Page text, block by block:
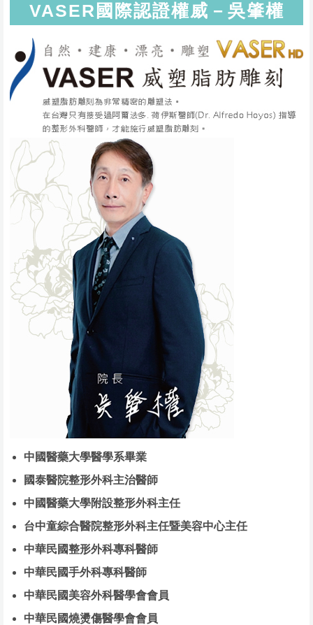
VASER國際認證權威－吳肇權
中國醫藥大學醫學系畢業
國泰醫院整形外科主治醫師
中國醫藥大學附設整形外科主任
台中童綜合醫院整形外科主任暨美容中心主任
中華民國整形外科專科醫師
中華民國手外科專科醫師
中華民國美容外科醫學會會員
中華民國燒燙傷醫學會會員